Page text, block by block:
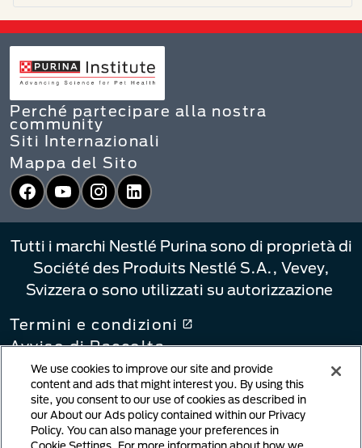
Perché partecipare alla nostra
community
Siti Internazionali
Mappa del Sito
Facebook
YouTubeInstagram
LinkedIn
Tutti i marchi Nestlé Purina sono di proprietà di
Société des Produits Nestlé S.A., Vevey,
Svizzera o sono utilizzati su autorizzazione
Termini e condizioni
Avviso di Raccolta
Informativa sulla privacy
Le Tue Scelte di Privacy
Collegamenti alle informative
Notifica di violazione del copyright
We use cookies to improve our site and provide
content and ads that might interest you. By using this
site, you consent to our use of cookies as described in
our About our Ads policy contained within our Privacy
Policy. You can also manage your preferences in